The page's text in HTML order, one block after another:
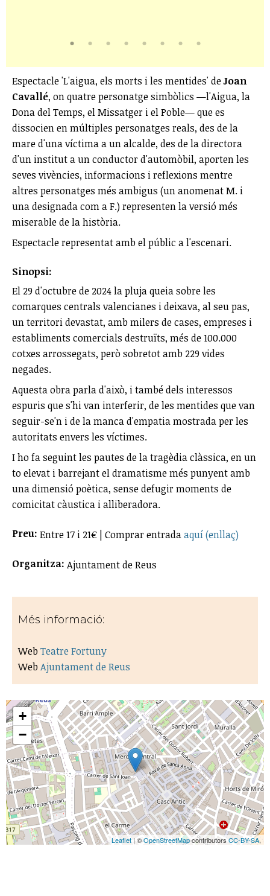
Espectacle 'L'aigua, els morts i les mentides' deJoan
Cavallé, on quatre personatge simbòlics —l'Aigua, la
Dona del Temps, el Missatger i el Poble— que es
dissocien en múltiples personatges reals, des de la
mare d'una víctima a un alcalde, des de la directora
d'un institut a un conductor d'automòbil, aporten les
seves vivències, informacions i reflexions mentre
altres personatges més ambigus (un anomenat M. i
una designada com a F.) representen la versió més
miserable de la història.
Espectacle representat amb el públic a l'escenari.
Sinopsi:
El 29 d'octubre de 2024 la pluja queia sobre les
comarques centrals valencianes i deixava, al seu pas,
un territori devastat, amb milers de cases, empreses i
establiments comercials destruïts, més de 100.000
cotxes arrossegats, però sobretot amb 229 vides
negades.
Aquesta obra parla d'això, i també dels interessos
espuris que s'hi van interferir, de les mentides que van
seguir-se'n i de la manca d'empatia mostrada per les
autoritats envers les víctimes.
I ho fa seguint les pautes de la tragèdia clàssica, en un
to elevat i barrejant el dramatisme més punyent amb
una dimensió poètica, sense defugir moments de
comicitat càustica i alliberadora.
Preu: Entre 17 i 21€ | Comprar entradaaquí (enllaç)
Organitza: Ajuntament de Reus
Més informació:
WebTeatre Fortuny
WebAjuntament de Reus
+
−
Leaflet | ©OpenStreetMapcontributorsCC-BY-SA,